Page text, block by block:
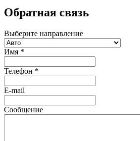
Обратная связь
Выберите направление
Имя *
Телефон *
E-mail
Сообщение